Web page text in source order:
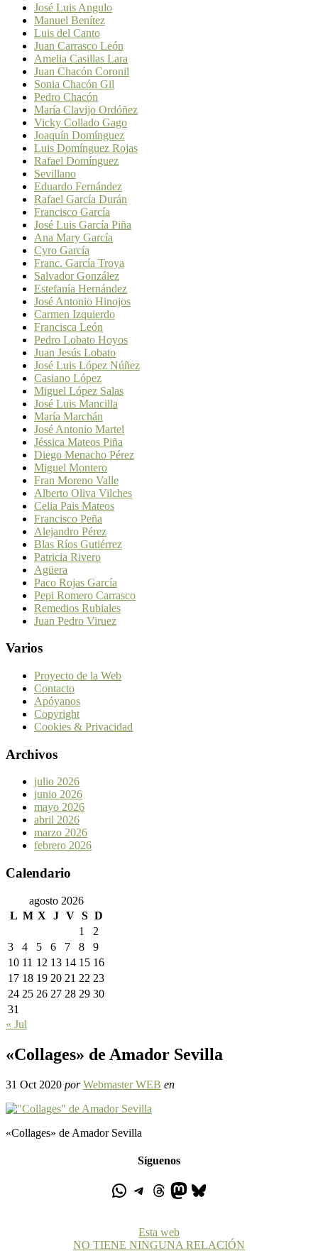
José Luis Angulo
Manuel Benítez
Luis del Canto
Juan Carrasco León
Amelia Casillas Lara
Juan Chacón Coronil
Sonia Chacón Gil
Pedro Chacón
María Clavijo Ordóñez
Vicky Collado Gago
Joaquín Domínguez
Luis Domínguez Rojas
Rafael Domínguez
Sevillano
Eduardo Fernández
Rafael García Durán
Francisco García
José Luis García Piña
Ana Mary García
Cyro García
Franc. García Troya
Salvador González
Estefanía Hernández
José Antonio Hinojos
Carmen Izquierdo
Francisca León
Pedro Lobato Hoyos
Juan Jesús Lobato
José Luis López Núñez
Casiano López
Miguel López Salas
José Luis Mancilla
María Marchán
José Antonio Martel
Jéssica Mateos Piña
Diego Menacho Pérez
Miguel Montero
Fran Moreno Valle
Alberto Oliva Vilches
Celia Pais Mateos
Francisco Peña
Alejandro Pérez
Blas Ríos Gutiérrez
Patricia Rivero
Agüera
Paco Rojas García
Pepi Romero Carrasco
Remedios Rubiales
Juan Pedro Viruez
Varios
Proyecto de la Web
Contacto
Apóyanos
Copyright
Cookies & Privacidad
Archivos
julio 2026
junio 2026
mayo 2026
abril 2026
marzo 2026
febrero 2026
Calendario
agosto 2026
L M X J V S D
1
2
3
4 5 6 7 8
9
10 11 12 13 14 15 16
17 18 19 20 21 22 23
24 25 26 27 28 29 30
31
« Jul
«Collages» de Amador Sevilla
31 Oct 2020 por Webmaster WEB en
«Collages» de Amador Sevilla
Síguenos
Esta web
NO TIENE NINGUNA RELACIÓN